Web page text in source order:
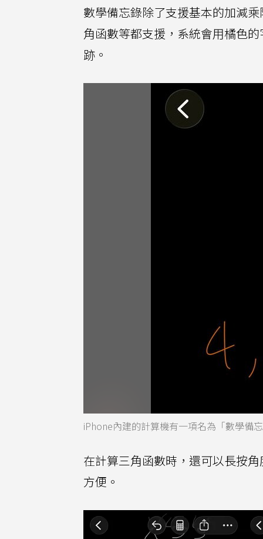
數學備忘錄除了支援基本的加減
角函數等都支援，系統會用橘色
跡。
iPhone內建的計算機有一項名為「數學備
在計算三角函數時，還可以長按
方便。